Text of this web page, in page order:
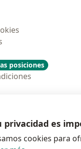
posiciones
privacidad es
cookies para